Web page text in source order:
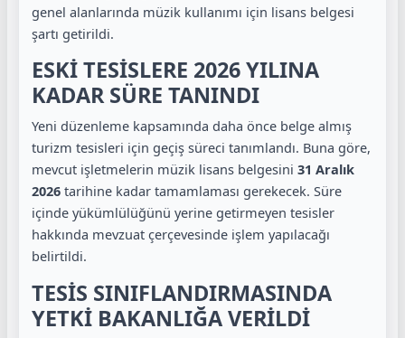
genel alanlarında müzik kullanımı için lisans belgesi
şartı getirildi.
ESKİ TESİSLERE 2026 YILINA
KADAR SÜRE TANINDI
Yeni düzenleme kapsamında daha önce belge almış
turizm tesisleri için geçiş süreci tanımlandı. Buna göre,
mevcut işletmelerin müzik lisans belgesini 31 Aralık
2026 tarihine kadar tamamlaması gerekecek. Süre
içinde yükümlülüğünü yerine getirmeyen tesisler
hakkında mevzuat çerçevesinde işlem yapılacağı
belirtildi.
TESİS SINIFLANDIRMASINDA
YETKİ BAKANLIĞA VERİLDİ